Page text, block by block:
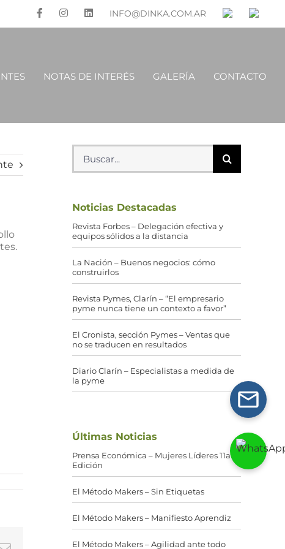
INFO@DINKA.COM.AR
NOTAS DE INTERÉS GALERÍA CONTACTO
Buscar:
Noticias Destacadas
Revista Forbes – Delegación efectiva y
equipos sólidos a la distancia
La Nación – Buenos negocios: cómo
construirlos
Revista Pymes, Clarín – “El empresario
pyme nunca tiene un contexto a favor”
El Cronista, sección Pymes – Ventas que
no se traducen en resultados
Diario Clarín – Especialistas a medida de
la pyme
Últimas Noticias
Prensa Económica – Mujeres Líderes 11a
Edición
El Método Makers – Sin Etiquetas
El Método Makers – Manifiesto Aprendiz
El Método Makers – Agilidad ante todo